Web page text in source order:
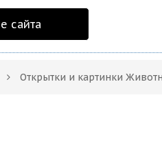
сайта
Открытки и картинки